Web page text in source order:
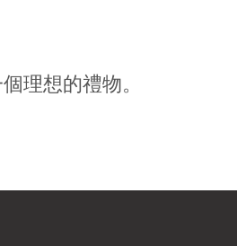
理想的禮物。